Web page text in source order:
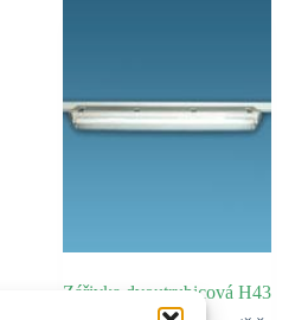
Zářivka dvoutrubicová H43